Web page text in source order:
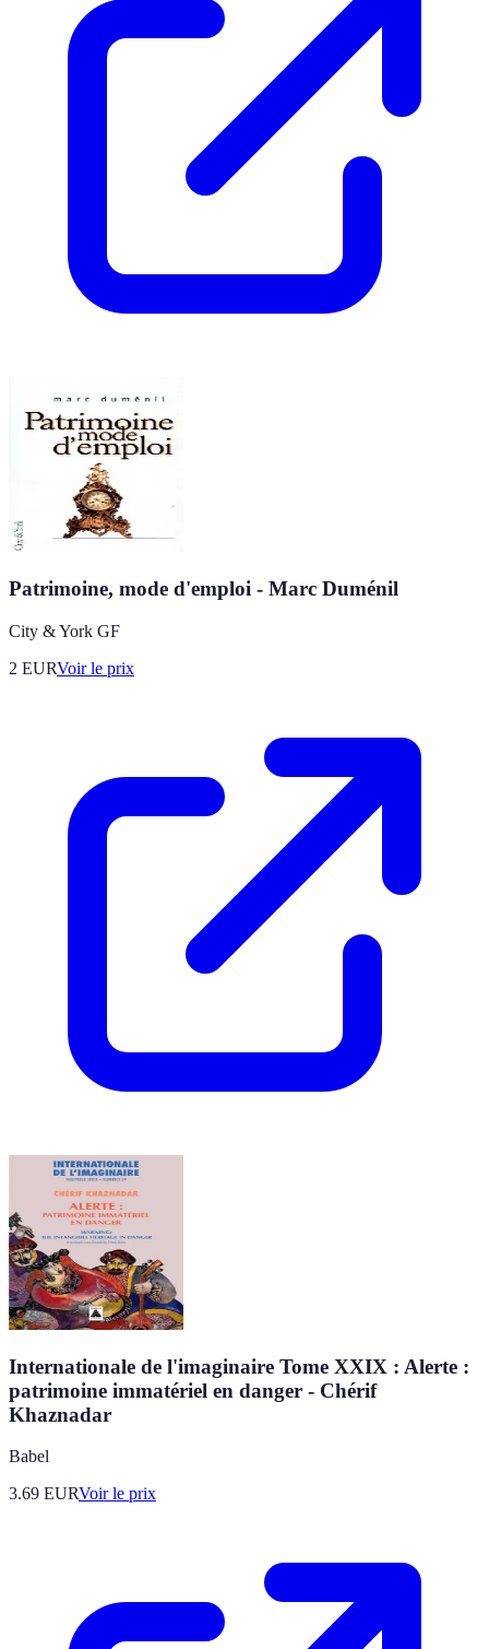
Patrimoine, mode d'emploi - Marc Duménil
City & York GF
2 EURVoir le prix
Internationale de l'imaginaire Tome XXIX : Alerte :
patrimoine immatériel en danger - Chérif
Khaznadar
Babel
3.69 EURVoir le prix